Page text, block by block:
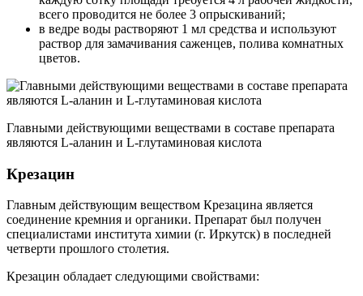
всего проводится не более 3 опрыскиваний;
в ведре воды растворяют 1 мл средства и используют
раствор для замачивания саженцев, полива комнатных
цветов.
Главными действующими веществами в составе препарата
являются L-аланин и L-глутаминовая кислота
Крезацин
Главным действующим веществом Крезацина является
соединение кремния и органики. Препарат был получен
специалистами института химии (г. Иркутск) в последней
четверти прошлого столетия.
Крезацин обладает следующими свойствами: